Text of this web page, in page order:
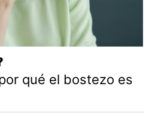
qué el bostezo es